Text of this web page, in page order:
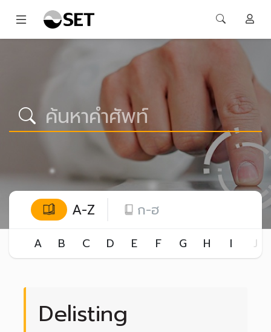
A-Z ก-ฮ
A B C D E F G H I J
Delisting